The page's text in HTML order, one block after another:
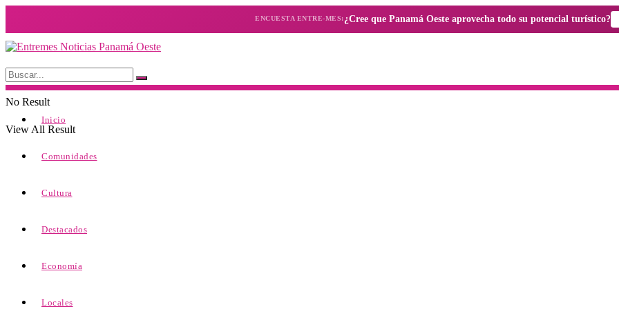
ENCUESTA ENTRE-MES:¿Cree que Panamá Oeste aprovecha todo su potencial turístico?
No Result
View All Result
Inicio
Comunidades
Cultura
Destacados
Economía
Locales